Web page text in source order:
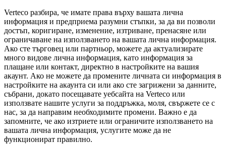
Verteco разбира, че имате права върху вашата лична
информация и предприема разумни стъпки, за да ви позволи
достъп, коригиране, изменение, изтриване, пренасяне или
ограничаване на използването на вашата лична информация.
Ако сте търговец или партньор, можете да актуализирате
много видове лична информация, като информация за
плащане или контакт, директно в настройките на вашия
акаунт. Ако не можете да промените личната си информация в
настройките на акаунта си или ако сте загрижени за данните,
събрани, докато посещавате уебсайта на Verteco или
използвате нашите услуги за поддръжка, моля, свържете се с
нас, за да направим необходимите промени. Важно е да
запомните, че ако изтриете или ограничите използването на
вашата лична информация, услугите може да не
функционират правилно.